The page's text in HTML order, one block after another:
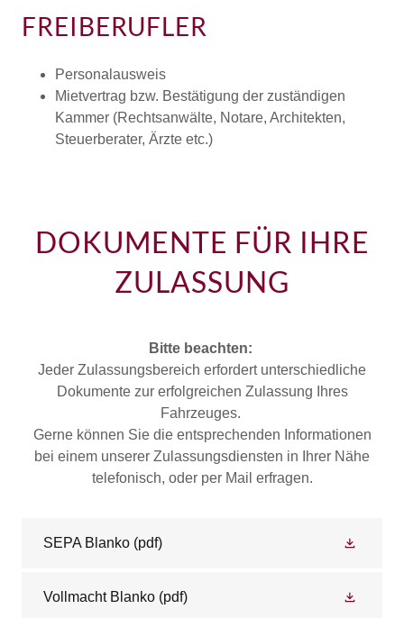
FREIBERUFLER
Personalausweis
Mietvertrag bzw. Bestätigung der zuständigen
Kammer (Rechtsanwälte, Notare, Architekten,
Steuerberater, Ärzte etc.)
DOKUMENTE FÜR IHRE
ZULASSUNG
Bitte beachten:
Jeder Zulassungsbereich erfordert unterschiedliche
Dokumente zur erfolgreichen Zulassung Ihres
Fahrzeuges.
Gerne können Sie die entsprechenden Informationen
bei einem unserer Zulassungsdiensten in Ihrer Nähe
telefonisch, oder per Mail erfragen.
SEPA Blanko (pdf)
Vollmacht Blanko (pdf)